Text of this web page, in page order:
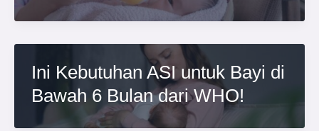
Ini Kebutuhan ASI untuk Bayi di
Bawah 6 Bulan dari WHO!